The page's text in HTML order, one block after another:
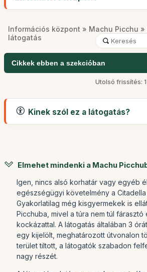
Információs központ » Machu Picchu »
látogatás
Cikkek ebben a szekcióban
Utolsó frissítés:
Kinek szól ez a látogatás?
Elmehet mindenki a Machu
Igen, nincs alsó korhatár vagy egyéb
egészségügyi követelmény a
Gyakorlatilag még kisgyermekek is
Picchuba, mivel a túra nem túl fárasztó
kockázattal. A látogatás általában 3
egy kijelölt, meghatározott útvonalon
terület tiltott, a látogatók szabadon
nagy részét.